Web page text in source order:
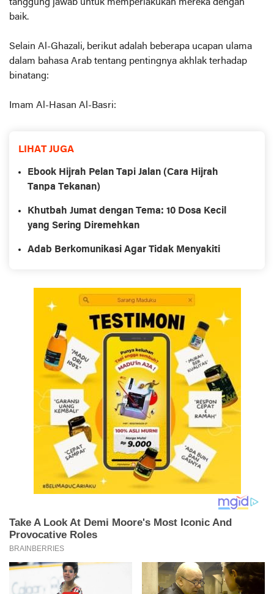
tanggung jawab untuk memperlakukan mereka dengan
baik.
Selain Al-Ghazali, berikut adalah beberapa ucapan ulama
dalam bahasa Arab tentang pentingnya akhlak terhadap
binatang:
Imam Al-Hasan Al-Basri:
LIHAT JUGA
Ebook Hijrah Pelan Tapi Jalan (Cara Hijrah
Tanpa Tekanan)
Khutbah Jumat dengan Tema: 10 Dosa Kecil
yang Sering Diremehkan
Adab Berkomunikasi Agar Tidak Menyakiti